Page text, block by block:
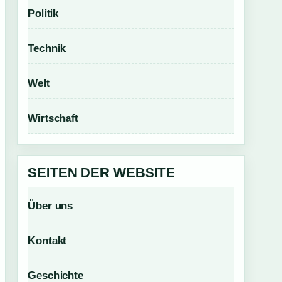
Politik
Technik
Welt
Wirtschaft
SEITEN DER WEBSITE
Über uns
Kontakt
Geschichte